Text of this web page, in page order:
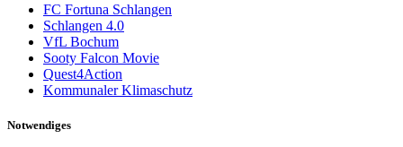
FC Fortuna Schlangen
Schlangen 4.0
VfL Bochum
Sooty Falcon Movie
Quest4Action
Kommunaler Klimaschutz
Notwendiges